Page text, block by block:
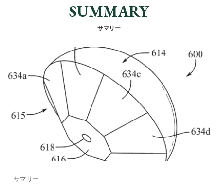
SUMMARY
サマリー
サマリー